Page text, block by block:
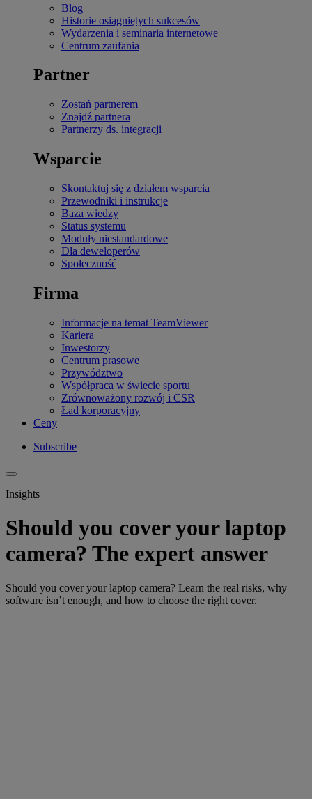
Blog
Historie osiągniętych sukcesów
Wydarzenia i seminaria internetowe
Centrum zaufania
Partner
Zostań partnerem
Znajdź partnera
Partnerzy ds. integracji
Wsparcie
Skontaktuj się z działem wsparcia
Przewodniki i instrukcje
Baza wiedzy
Status systemu
Moduły niestandardowe
Dla deweloperów
Społeczność
Firma
Informacje na temat TeamViewer
Kariera
Inwestorzy
Centrum prasowe
Przywództwo
Współpraca w świecie sportu
Zrównoważony rozwój i CSR
Ład korporacyjny
Ceny
Subscribe
Insights
Should you cover your laptop
camera? The expert answer
Should you cover your laptop camera? Learn the real risks, why
software isn’t enough, and how to choose the right cover.